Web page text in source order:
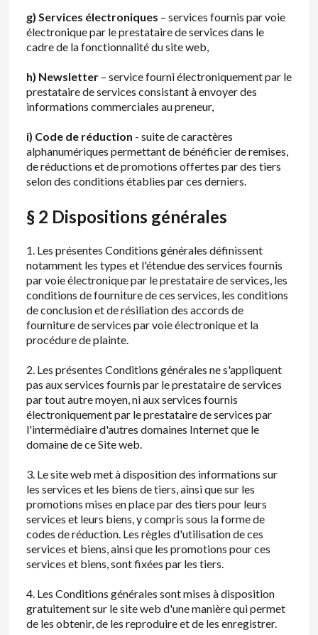
g) Services électroniques – services fournis par voie
électronique par le prestataire de services dans le
cadre de la fonctionnalité du site web,
h) Newsletter– service fourni électroniquement par le
prestataire de services consistant à envoyer des
informations commerciales au preneur,
i) Code de réduction - suite de caractères
alphanumériques permettant de bénéficier de remises,
de réductions et de promotions offertes par des tiers
selon des conditions établies par ces derniers.
§ 2 Dispositions générales
1. Les présentes Conditions générales définissent
notamment les types et l'étendue des services fournis
par voie électronique par le prestataire de services, les
conditions de fourniture de ces services, les conditions
de conclusion et de résiliation des accords de
fourniture de services par voie électronique et la
procédure de plainte.
2. Les présentes Conditions générales ne s'appliquent
pas aux services fournis par le prestataire de services
par tout autre moyen, ni aux services fournis
électroniquement par le prestataire de services par
l'intermédiaire d'autres domaines Internet que le
domaine de ce Site web.
3. Le site web met à disposition des informations sur
les services et les biens de tiers, ainsi que sur les
promotions mises en place par des tiers pour leurs
services et leurs biens, y compris sous la forme de
codes de réduction. Les règles d'utilisation de ces
services et biens, ainsi que les promotions pour ces
services et biens, sont fixées par les tiers.
4. Les Conditions générales sont mises à disposition
gratuitement sur le site web d'une manière qui permet
de les obtenir, de les reproduire et de les enregistrer.